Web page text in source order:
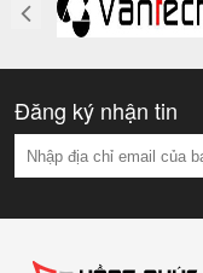
Đăng ký nhận tin